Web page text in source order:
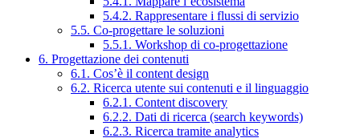
5.4.2. Rappresentare i flussi di servizio
5.5. Co-progettare le soluzioni
5.5.1. Workshop di co-progettazione
6. Progettazione dei contenuti
6.1. Cos’è il content design
6.2. Ricerca utente sui contenuti e il linguaggio
6.2.1. Content discovery
6.2.2. Dati di ricerca (search keywords)
6.2.3. Ricerca tramite analytics